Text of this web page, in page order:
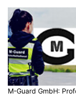
M-Guard GmbH: